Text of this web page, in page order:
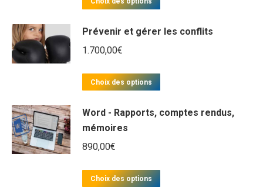
a
Les
peuvent
la
Prévenir et gérer les conflits
1.700,00€
Choix des options
Ce
a
options
Word - Rapports, comptes rendus,
mémoires
890,00€
Choix des options
Ce